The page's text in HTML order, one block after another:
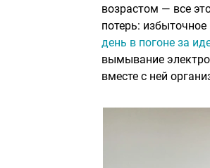
возрастом — все
потерь:
день в погоне за
вымывание
вместе с ней